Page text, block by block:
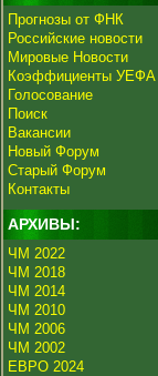
Прогнозы от ФНК
Российские новости
Мировые Новости
Коэффициенты УЕФА
Голосование
Поиск
Вакансии
Новый Форум
Старый Форум
Контакты
АРХИВЫ:
ЧМ 2022
ЧМ 2018
ЧМ 2014
ЧМ 2010
ЧМ 2006
ЧМ 2002
ЕВРО 2024